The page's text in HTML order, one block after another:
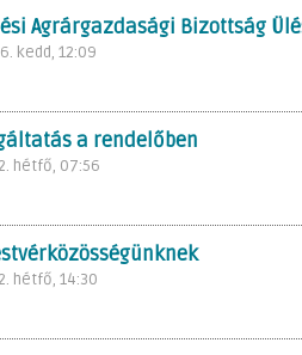
Agrárgazdasági Bizottság
kedd, 12:09
a rendelőben
hétfő, 07:56
hétfő, 14:30